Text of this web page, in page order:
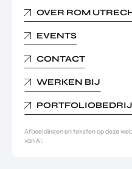
OVER ROM
EVENTS
CONTACT
WERKEN BIJ
Afbeeldingen en teksten op deze
van AI.